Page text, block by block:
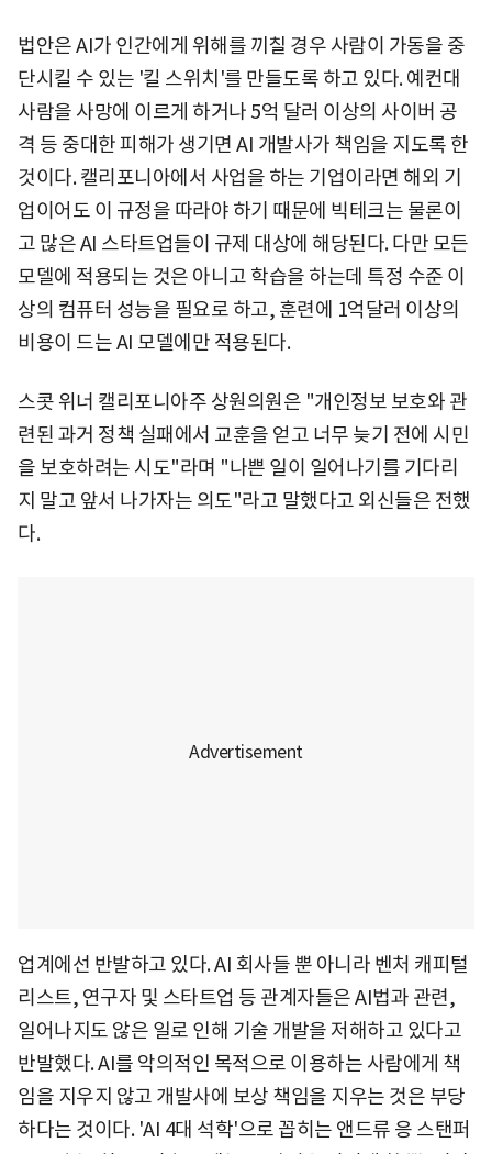
법안은 AI가 인간에게 위해를 끼칠 경우 사람이 가동을 중
단시킬 수 있는 '킬 스위치'를 만들도록 하고 있다. 예컨대
사람을 사망에 이르게 하거나 5억 달러 이상의 사이버 공
격 등 중대한 피해가 생기면 AI 개발사가 책임을 지도록 한
것이다. 캘리포니아에서 사업을 하는 기업이라면 해외 기
업이어도 이 규정을 따라야 하기 때문에 빅테크는 물론이
고 많은 AI 스타트업들이 규제 대상에 해당된다. 다만 모든
모델에 적용되는 것은 아니고 학습을 하는데 특정 수준 이
상의 컴퓨터 성능을 필요로 하고, 훈련에 1억달러 이상의
비용이 드는 AI 모델에만 적용된다.
스콧 위너 캘리포니아주 상원의원은 "개인정보 보호와 관
련된 과거 정책 실패에서 교훈을 얻고 너무 늦기 전에 시민
을 보호하려는 시도"라며 "나쁜 일이 일어나기를 기다리
지 말고 앞서 나가자는 의도"라고 말했다고 외신들은 전했
다.
업계에선 반발하고 있다. AI 회사들 뿐 아니라 벤처 캐피털
리스트, 연구자 및 스타트업 등 관계자들은 AI법과 관련,
일어나지도 않은 일로 인해 기술 개발을 저해하고 있다고
반발했다. AI를 악의적인 목적으로 이용하는 사람에게 책
임을 지우지 않고 개발사에 보상 책임을 지우는 것은 부당
하다는 것이다. 'AI 4대 석학'으로 꼽히는 앤드류 응 스탠퍼